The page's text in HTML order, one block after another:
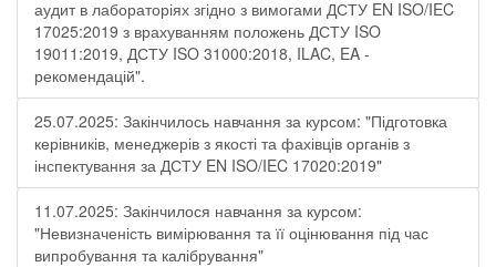
аудит в лабораторіях згідно з вимогами ДСТУ EN ISO/IEC
17025:2019 з врахуванням положень ДСТУ ISO
19011:2019, ДСТУ ISO 31000:2018, ILAC, EA -
рекомендацій".
25.07.2025: Закінчилось навчання за курсом: "Підготовка
керівників, менеджерів з якості та фахівців органів з
інспектування за ДСТУ EN ISO/IEC 17020:2019"
11.07.2025: Закінчилося навчання за курсом:
"Невизначеність вимірювання та її оцінювання під час
випробування та калібрування"